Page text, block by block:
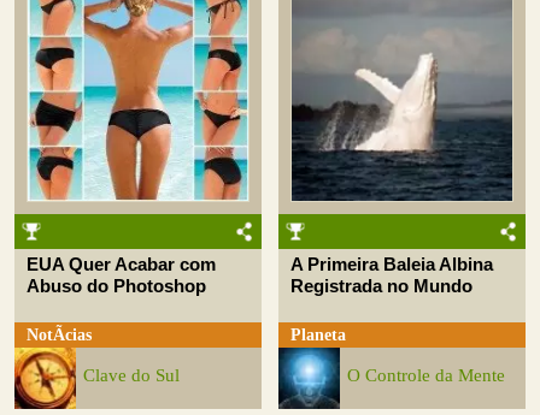
EUA Quer Acabar com
Abuso do Photoshop
NotÃ­cias
Clave do Sul
A Primeira Baleia Albina
Registrada no Mundo
Planeta
O Controle da Mente